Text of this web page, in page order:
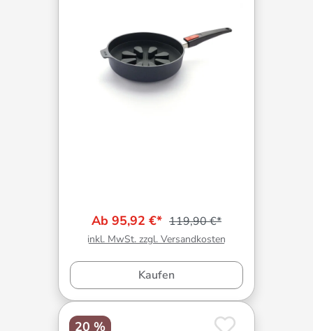
Ab 95,92 €* 119,90 €*
inkl. MwSt. zzgl. Versandkosten
Kaufen
20 %